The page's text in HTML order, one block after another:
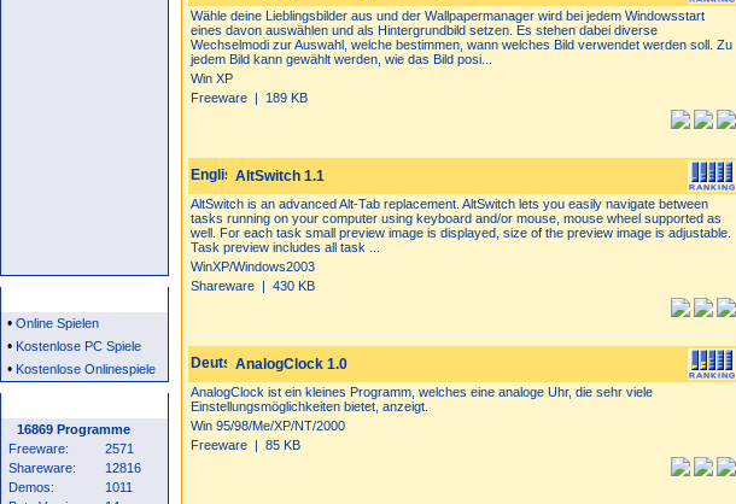
• Online Spielen
• Kostenlose PC Spiele
• Kostenlose Onlinespiele
16869 Programme
Freeware:
2571
Shareware:
12816
Demos:
1011
Wähle deine Lieblingsbilder aus und der Wallpapermanager wird bei jedem Windowsstart
eines davon auswählen und als Hintergrundbild setzen. Es stehen dabei diverse
Wechselmodi zur Auswahl, welche bestimmen, wann welches Bild verwendet werden soll. Zu
jedem Bild kann gewählt werden, wie das Bild posi...
Win XP
Freeware | 189 KB
AltSwitch 1.1
AltSwitch is an advanced Alt-Tab replacement. AltSwitch lets you easily navigate between
tasks running on your computer using keyboard and/or mouse, mouse wheel supported as
well. For each task small preview image is displayed, size of the preview image is adjustable.
Task preview includes all task ...
WinXP/Windows2003
Shareware | 430 KB
AnalogClock 1.0
AnalogClock ist ein kleines Programm, welches eine analoge Uhr, die sehr viele
Einstellungsmöglichkeiten bietet, anzeigt.
Win 95/98/Me/XP/NT/2000
Freeware | 85 KB